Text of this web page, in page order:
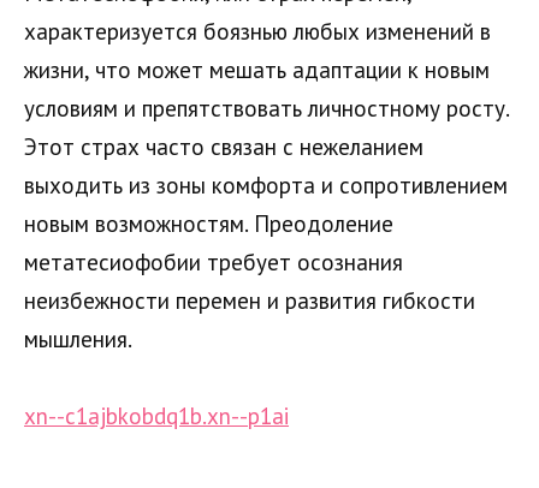
характеризуется боязнью любых изменений в
жизни, что может мешать адаптации к новым
условиям и препятствовать личностному росту.
Этот страх часто связан с нежеланием
выходить из зоны комфорта и сопротивлением
новым возможностям. Преодоление
метатесиофобии требует осознания
неизбежности перемен и развития гибкости
мышления.
xn--c1ajbkobdq1b.xn--p1ai